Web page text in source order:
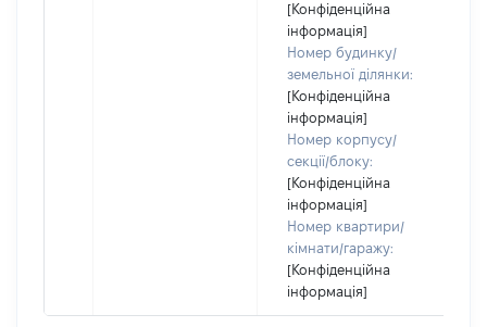
[Конфіденційна
інформація]
Номер будинку/
земельної ділянки:
[Конфіденційна
інформація]
Номер корпусу/
секції/блоку:
[Конфіденційна
інформація]
Номер квартири/
кімнати/гаражу:
[Конфіденційна
інформація]